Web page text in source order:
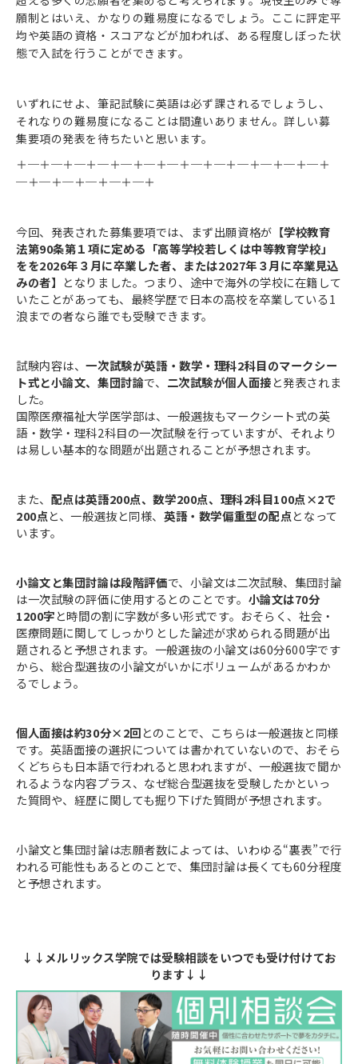
願制とはいえ、かなりの難易度になるでしょう。ここに評定平
均や英語の資格・スコアなどが加われば、ある程度しぼった状
態で入試を行うことができます。
いずれにせよ、筆記試験に英語は必ず課されるでしょうし、
それなりの難易度になることは間違いありません。詳しい募
集要項の発表を待ちたいと思います。
＋─＋─＋─＋─＋─＋─＋─＋─＋─＋─＋─＋─＋─＋
─＋─＋─＋─＋─＋─＋
今回、発表された募集要項では、まず出願資格が 【学校教育
法第90条第１項に定める「高等学校若しくは中等教育学校」
をを2026年３月に卒業した者、または2027年３月に卒業見込
みの者】 となりました。つまり、途中で海外の学校に在籍して
いたことがあっても、最終学歴で日本の高校を卒業している1
浪までの者なら誰でも受験できます。
試験内容は、一次試験が英語・数学・理科2科目のマークシー
ト式と小論文、集団討論で、 二次試験が個人面接と発表されま
した。
国際医療福祉大学医学部は、一般選抜もマークシート式の英
語・数学・理科2科目の一次試験を行っていますが、それより
は易しい基本的な問題が出題されることが予想されます。
また、 配点は英語200点、数学200点、理科2科目100点×2で
200点と、一般選抜と同様、英語・数学偏重型の配点となって
います。
小論文と集団討論は段階評価で、小論文は二次試験、集団討論
は一次試験の評価に使用するとのことです。 小論文は70分
1200字と時間の割に字数が多い形式です。おそらく、社会・
医療問題に関してしっかりとした論述が求められる問題が出
題されると予想されます。一般選抜の小論文は60分600字です
から、総合型選抜の小論文がいかにボリュームがあるかわか
るでしょう。
個人面接は約30分×2回とのことで、こちらは一般選抜と同様
です。英語面接の選択については書かれていないので、おそら
くどちらも日本語で行われると思われますが、一般選抜で聞か
れるような内容プラス、なぜ総合型選抜を受験したかといっ
た質問や、経歴に関しても掘り下げた質問が予想されます。
小論文と集団討論は志願者数によっては、いわゆる“裏表”で行
われる可能性もあるとのことで、集団討論は長くても60分程度
と予想されます。
↓↓メルリックス学院では受験相談をいつでも受け付けてお
ります↓↓